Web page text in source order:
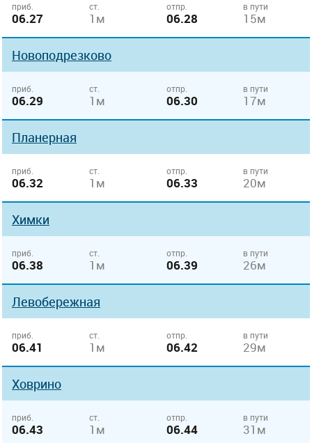
приб.
06.27
ст.
1м
отпр.
06.28
в пути
15м
Новоподрезково
приб.
06.29
ст.
1м
отпр.
06.30
в пути
17м
Планерная
приб.
06.32
ст.
1м
отпр.
06.33
в пути
20м
Химки
приб.
06.38
ст.
1м
отпр.
06.39
в пути
26м
Левобережная
приб.
06.41
ст.
1м
отпр.
06.42
в пути
29м
Ховрино
приб.
06.43
ст.
1м
отпр.
06.44
в пути
31м